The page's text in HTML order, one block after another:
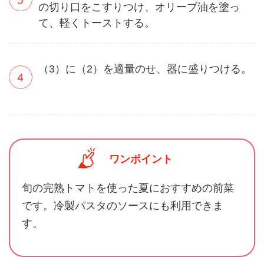
の切り口をこすりつけ、オリーブ油を塗っ
て、軽くトーストする。
（3）に（2）を適量のせ、器に盛りつける。
ワンポイント
旬の完熟トマトを使った夏におすすめの前菜
です。冷製パスタのソースにも利用できま
す。